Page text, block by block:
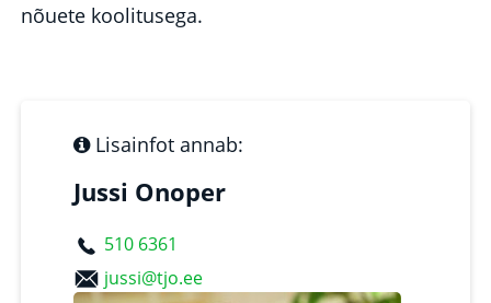
Lisainfot annab:
Jussi Onoper
510 6361
jussi@tjo.ee
nõuete koolitusega.